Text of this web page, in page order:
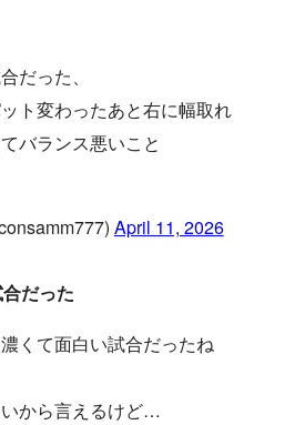
だった、
ト変わったあと右に幅取れ
バランス悪いこと
April 11, 2026
だった
くて面白い試合だったね
から言えるけど…